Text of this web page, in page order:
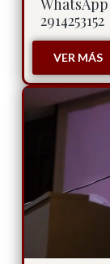
2914253152
VER MÁS